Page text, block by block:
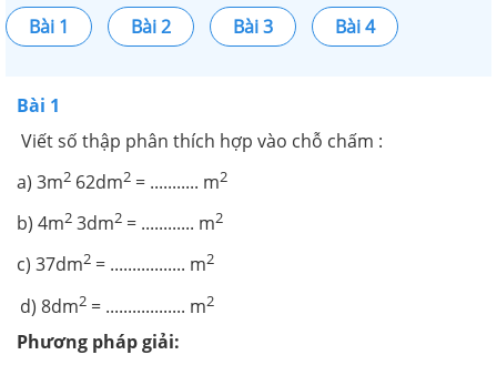
Bài 1 Bài 2 Bài 3 Bài 4
Bài 1
Viết số thập phân thích hợp vào chỗ chấm :
a) 3m2 62dm2 = ........... m2
b) 4m2 3dm2 = ............ m2
c) 37dm2 = ................. m2
d) 8dm2 = .................. m2
Phương pháp giải: